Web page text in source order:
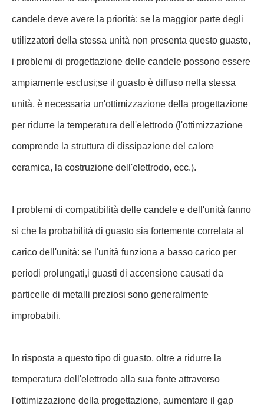
candele deve avere la priorità: se la maggior parte degli
utilizzatori della stessa unità non presenta questo guasto,
i problemi di progettazione delle candele possono essere
ampiamente esclusi;se il guasto è diffuso nella stessa
unità, è necessaria un'ottimizzazione della progettazione
per ridurre la temperatura dell'elettrodo (l'ottimizzazione
comprende la struttura di dissipazione del calore
ceramica, la costruzione dell'elettrodo, ecc.).
I problemi di compatibilità delle candele e dell'unità fanno
sì che la probabilità di guasto sia fortemente correlata al
carico dell'unità: se l'unità funziona a basso carico per
periodi prolungati,i guasti di accensione causati da
particelle di metalli preziosi sono generalmente
improbabili.
In risposta a questo tipo di guasto, oltre a ridurre la
temperatura dell'elettrodo alla sua fonte attraverso
l'ottimizzazione della progettazione, aumentare il gap